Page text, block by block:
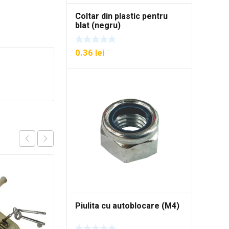
Coltar din plastic pentru
blat (negru)
0.36 lei
Piulita cu autoblocare (M4)